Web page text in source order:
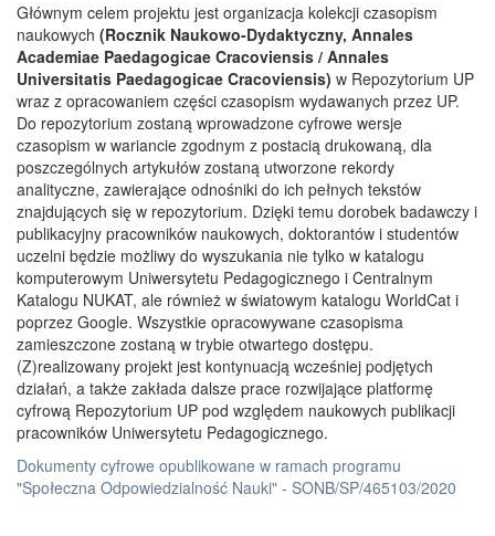
Głównym celem projektu jest organizacja kolekcji czasopism
naukowych (Rocznik Naukowo-Dydaktyczny, Annales
Academiae Paedagogicae Cracoviensis / Annales
Universitatis Paedagogicae Cracoviensis) w Repozytorium UP
wraz z opracowaniem części czasopism wydawanych przez UP.
Do repozytorium zostaną wprowadzone cyfrowe wersje
czasopism w wariancie zgodnym z postacią drukowaną, dla
poszczególnych artykułów zostaną utworzone rekordy
analityczne, zawierające odnośniki do ich pełnych tekstów
znajdujących się w repozytorium. Dzięki temu dorobek badawczy i
publikacyjny pracowników naukowych, doktorantów i studentów
uczelni będzie możliwy do wyszukania nie tylko w katalogu
komputerowym Uniwersytetu Pedagogicznego i Centralnym
Katalogu NUKAT, ale również w światowym katalogu WorldCat i
poprzez Google. Wszystkie opracowywane czasopisma
zamieszczone zostaną w trybie otwartego dostępu.
(Z)realizowany projekt jest kontynuacją wcześniej podjętych
działań, a także zakłada dalsze prace rozwijające platformę
cyfrową Repozytorium UP pod względem naukowych publikacji
pracowników Uniwersytetu Pedagogicznego.
Dokumenty cyfrowe opublikowane w ramach programu
"Społeczna Odpowiedzialność Nauki" - SONB/SP/465103/2020